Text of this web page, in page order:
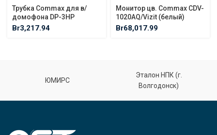
Трубка Commax для в/
домофона DP-3HP
Br3,217.94
Монитор цв. Commax CDV-
1020AQ/Vizit (белый)
Br68,017.99
ЮМИРС
Эталон НПК (г.
Волгодонск)